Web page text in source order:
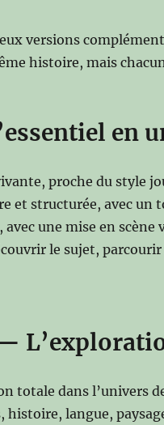
versions
histoire, mais
en
proche du style
et structurée, avec un
une mise en scène
le sujet,
totale dans l’univers
langue,